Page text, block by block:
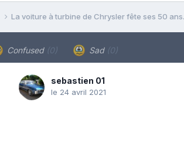
La voiture à turbine de Chrysler fête ses 50
Confused (0) Sad (0)
sebastien 01
le 24 avril 2021